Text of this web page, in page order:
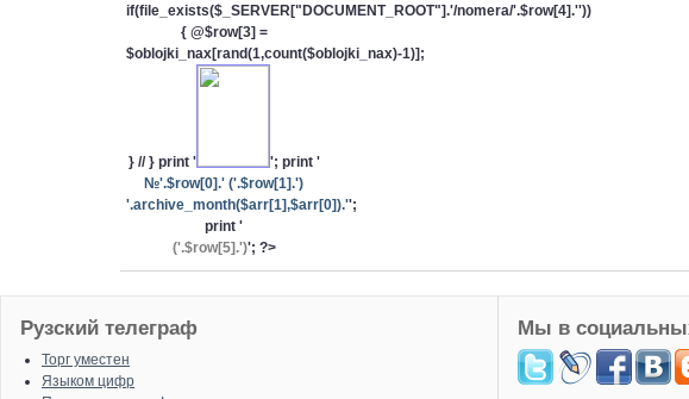
if(file_exists($_SERVER["DOCUMENT_ROOT"].'/nomera/'.$row[4].''))
{ @$row[3] =
$oblojki_nax[rand(1,count($oblojki_nax)-1)];
} // } print '
'; print '
№'.$row[0].' ('.$row[1].')
'.archive_month($arr[1],$arr[0]).'';
print '
('.$row[5].')'; ?>
Рузский телеграф
Торг уместен
Языком цифр
Мы в